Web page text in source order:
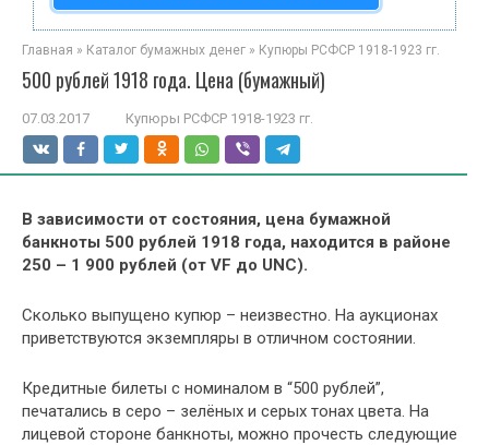
Главная » Каталог бумажных денег » Купюры РСФСР 1918-1923 гг.
500 рублей 1918 года. Цена (бумажный)
07.03.2017 Купюры РСФСР 1918-1923 гг.
В зависимости от состояния, цена бумажной
банкноты 500 рублей 1918 года, находится в районе
250 – 1 900 рублей (от VF до UNC).
Сколько выпущено купюр – неизвестно. На аукционах
приветствуются экземпляры в отличном состоянии.
Кредитные билеты с номиналом в “500 рублей”,
печатались в серо – зелёных и серых тонах цвета. На
лицевой стороне банкноты, можно прочесть следующие